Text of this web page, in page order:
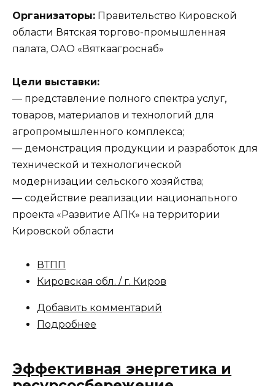
Организаторы: Правительство Кировской
области Вятская торгово-промышленная
палата, ОАО «Вяткаагроснаб»
Цели выставки:
— представление полного спектра услуг,
товаров, материалов и технологий для
агропромышленного комплекса;
— демонстрация продукции и разработок для
технической и технологической
модернизации сельского хозяйства;
— содействие реализации национального
проекта «Развитие АПК» на территории
Кировской области
ВТПП
Кировская обл. / г. Киров
Добавить комментарий
Подробнее
Эффективная энергетика и